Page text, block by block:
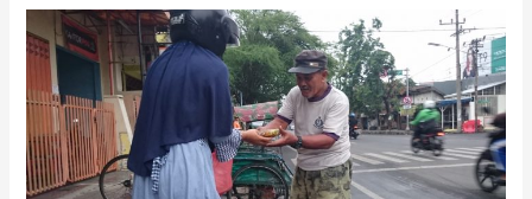
Bulan
Peduli
Nasi
Bungkus
Berjalan